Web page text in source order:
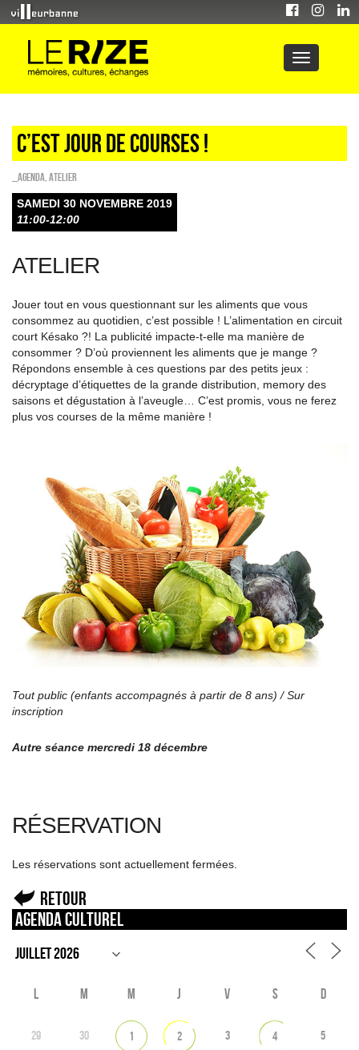
C’est jour de courses !
_Agenda Atelier
SAMEDI 30 NOVEMBRE 2019
11:00-12:00
ATELIER
Jouer tout en vous questionnant sur les aliments que vous
consommez au quotidien, c’est possible ! L’alimentation en circuit
court Késako ?! La publicité impacte-t-elle ma manière de
consommer ? D’où proviennent les aliments que je mange ?
Répondons ensemble à ces questions par des petits jeux :
décryptage d’étiquettes de la grande distribution, memory des
saisons et dégustation à l’aveugle… C’est promis, vous ne ferez
plus vos courses de la même manière !
Tout public (enfants accompagnés à partir de 8 ans) / Sur
inscription
Autre séance mercredi 18 décembre
RÉSERVATION
Les réservations sont actuellement fermées.
Retour
Agenda culturel
L M M J V S D
29 30 1 2 3 4 5